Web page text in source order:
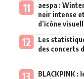
aespa :
noir intense
d’icône
Les
des concerts
BLACKPINK :